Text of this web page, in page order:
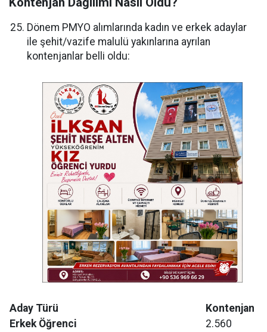
Dönem PMYO alımlarında kadın ve erkek adaylar
ile şehit/vazife malulü yakınlarına ayrılan
kontenjanlar belli oldu:
Aday Türü
Kontenjan
Erkek Öğrenci
2.560